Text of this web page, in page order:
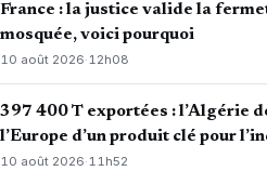
France : la justice valide la
mosquée, voici pourquoi
10 août 2026·12h08
397 400 T exportées : l’Algérie
l’Europe d’un produit clé pour
10 août 2026·11h52